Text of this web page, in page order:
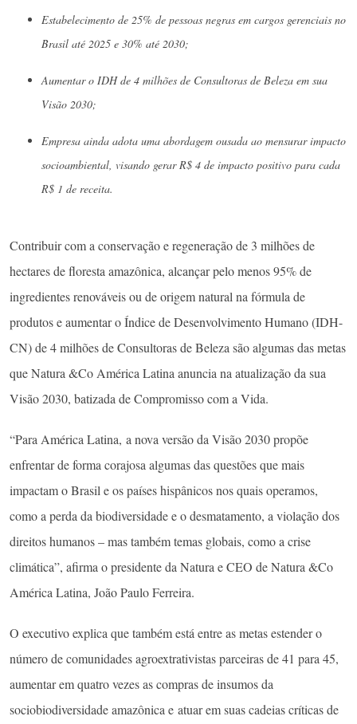
Estabelecimento de 25% de pessoas negras em cargos gerenciais no
Brasil até 2025 e 30% até 2030;
Aumentar o IDH de 4 milhões de Consultoras de Beleza em sua
Visão 2030;
Empresa ainda adota uma abordagem ousada ao mensurar impacto
socioambiental, visando gerar R$ 4 de impacto positivo para cada
R$ 1 de receita.
Contribuir com a conservação e regeneração de 3 milhões de
hectares de floresta amazônica, alcançar pelo menos 95% de
ingredientes renováveis ou de origem natural na fórmula de
produtos e aumentar o Índice de Desenvolvimento Humano (IDH-
CN) de 4 milhões de Consultoras de Beleza são algumas das metas
que Natura &Co América Latina anuncia na atualização da sua
Visão 2030, batizada de Compromisso com a Vida.
“Para América Latina, a nova versão da Visão 2030 propõe
enfrentar de forma corajosa algumas das questões que mais
impactam o Brasil e os países hispânicos nos quais operamos,
como a perda da biodiversidade e o desmatamento, a violação dos
direitos humanos – mas também temas globais, como a crise
climática”, afirma o presidente da Natura e CEO de Natura &Co
América Latina, João Paulo Ferreira.
O executivo explica que também está entre as metas estender o
número de comunidades agroextrativistas parceiras de 41 para 45,
aumentar em quatro vezes as compras de insumos da
sociobiodiversidade amazônica e atuar em suas cadeias críticas de